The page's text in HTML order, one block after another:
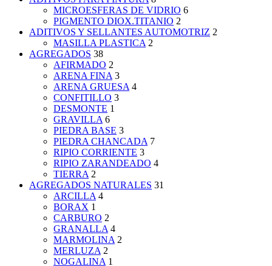
MICROESFERAS DE VIDRIO 6
PIGMENTO DIOX.TITANIO 2
ADITIVOS Y SELLANTES AUTOMOTRIZ 2
MASILLA PLASTICA 2
AGREGADOS 38
AFIRMADO 2
ARENA FINA 3
ARENA GRUESA 4
CONFITILLO 3
DESMONTE 1
GRAVILLA 6
PIEDRA BASE 3
PIEDRA CHANCADA 7
RIPIO CORRIENTE 3
RIPIO ZARANDEADO 4
TIERRA 2
AGREGADOS NATURALES 31
ARCILLA 4
BORAX 1
CARBURO 2
GRANALLA 4
MARMOLINA 2
MERLUZA 2
NOGALINA 1